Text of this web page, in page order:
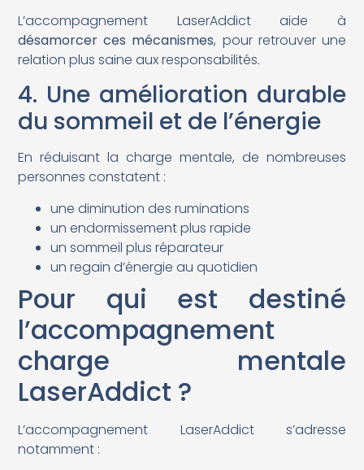
L’accompagnement LaserAddict aide à
désamorcer ces mécanismes, pour retrouver une
relation plus saine aux responsabilités.
4. Une amélioration durable
du sommeil et de l’énergie
En réduisant la charge mentale, de nombreuses
personnes constatent :
une diminution des ruminations
un endormissement plus rapide
un sommeil plus réparateur
un regain d’énergie au quotidien
Pour qui est destiné
l’accompagnement
charge mentale
LaserAddict ?
L’accompagnement LaserAddict s’adresse
notamment :